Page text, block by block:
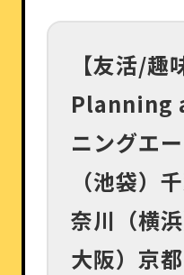
【友活/趣
Planning
ニングエ
（池袋）
奈川（横
大阪）京